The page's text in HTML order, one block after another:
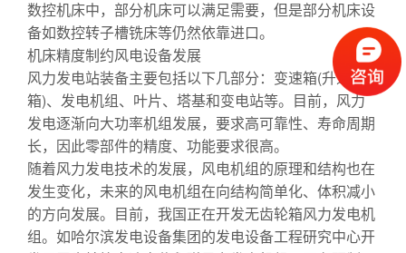
数控机床中，部分机床可以满足需要，但是部分机床设
备如数控转子槽铣床等仍然依靠进口。
机床精度制约风电设备发展
风力发电站装备主要包括以下几部分：变速箱(升速
箱)、发电机组、叶片、塔基和变电站等。目前，风力
发电逐渐向大功率机组发展，要求高可靠性、寿命周期
长，因此零部件的精度、功能要求很高。
随着风力发电技术的发展，风电机组的原理和结构也在
发生变化，未来的风电机组在向结构简单化、体积减小
的方向发展。目前，我国正在开发无齿轮箱风力发电机
组。如哈尔滨发电设备集团的发电设备工程研究中心开